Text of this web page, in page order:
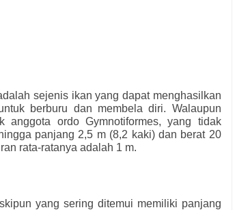
sejenis ikan yang dapat menghasilkan
berburu dan membela diri. Walaupun
ordo Gymnotiformes, yang tidak
panjang 2,5 m (8,2 kaki) dan berat 20
rata-ratanya adalah 1 m.
yang sering ditemui memiliki panjang